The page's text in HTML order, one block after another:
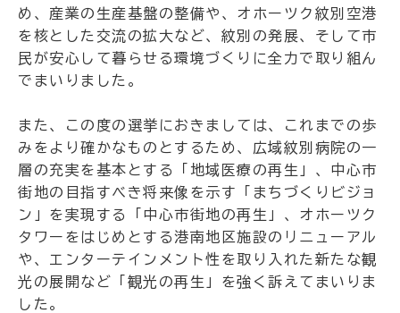
め、産業の生産基盤の整備や、オホーツク紋別空港
を核とした交流の拡大など、紋別の発展、そして市
民が安心して暮らせる環境づくりに全力で取り組ん
でまいりました。
また、この度の選挙におきましては、これまでの歩
みをより確かなものとするため、広域紋別病院の一
層の充実を基本とする「地域医療の再生」、中心市
街地の目指すべき将来像を示す「まちづくりビジョ
ン」を実現する「中心市街地の再生」、オホーツク
タワーをはじめとする港南地区施設のリニューアル
や、エンターテインメント性を取り入れた新たな観
光の展開など「観光の再生」を強く訴えてまいりま
した。